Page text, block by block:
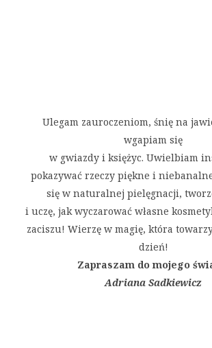
Ulegam zauroczeniom, śnię na
wgapiam się
w gwiazdy i księżyc. Uwielbiam
pokazywać rzeczy piękne i
się w naturalnej pielęgnacji,
i uczę, jak wyczarować własne
zaciszu! Wierzę w magię, która
dzień!
Zapraszam do mojego
Adriana Sadkiewicz